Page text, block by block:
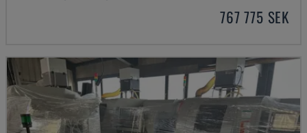
767 775 SEK